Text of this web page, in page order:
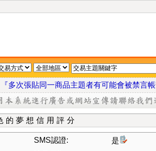
『多次張貼同一商品主題者有可能會被禁言帳
的夢想信用評分
SMS認證:
是